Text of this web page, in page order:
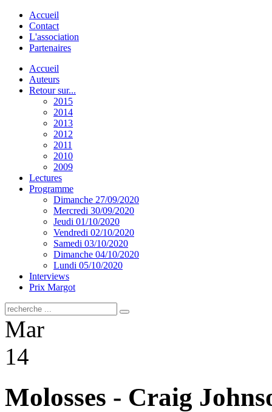
Accueil
Contact
L'association
Partenaires
Accueil
Auteurs
Retour sur...
2015
2014
2013
2012
2011
2010
2009
Lectures
Programme
Dimanche 27/09/2020
Mercredi 30/09/2020
Jeudi 01/10/2020
Vendredi 02/10/2020
Samedi 03/10/2020
Dimanche 04/10/2020
Lundi 05/10/2020
Interviews
Prix Margot
Mar
14
Molosses - Craig